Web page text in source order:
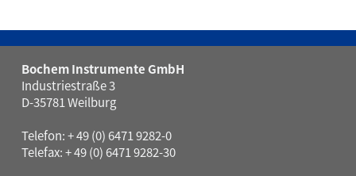
Bochem Instrumente GmbH
Industriestraße 3
D-35781 Weilburg
Telefon: + 49 (0) 6471 9282-0
Telefax: + 49 (0) 6471 9282-30